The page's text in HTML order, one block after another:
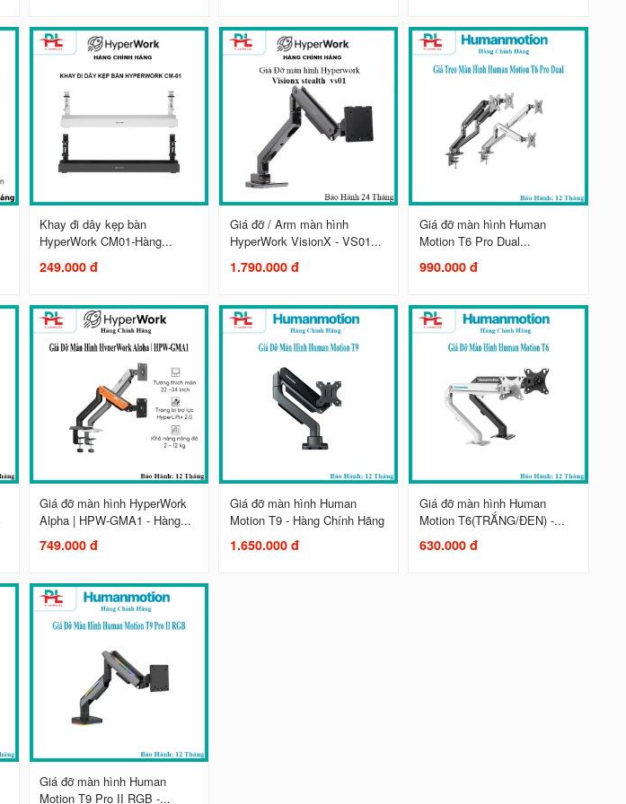
Khay đi dây kẹp bàn
HyperWork CM01-Hàng...
249.000 đ
Giá đỡ / Arm màn hình
HyperWork VisionX - VS01...
1.790.000 đ
Giá đỡ màn hình Human
Motion T6 Pro Dual...
990.000 đ
Giá đỡ màn hình HyperWork
Alpha | HPW-GMA1 - Hàng...
749.000 đ
Giá đỡ màn hình Human
Motion T9 - Hàng Chính Hãng
1.650.000 đ
Giá đỡ màn hình Human
Motion T6(TRẮNG/ĐEN) -...
630.000 đ
Giá đỡ màn hình Human
Motion T9 Pro II RGB -...